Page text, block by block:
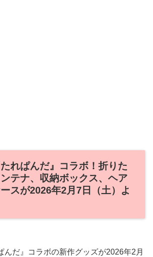
れぱんだ』コラボ！折りた
テナ、収納ボックス、ヘア
スが2026年2月7日（土）よ
んだ』コラボの新作グッズが2026年2月